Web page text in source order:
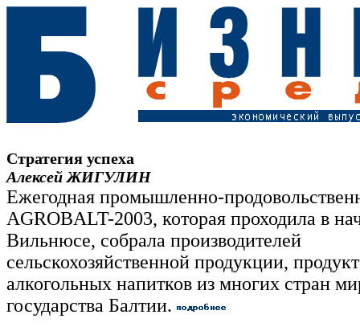
Стратегия успеха
Алексей ЖИГУЛИН
Ежегодная промышленно-
AGROBALT-2003, которая проходила в
Вильнюсе, собрала производителей
сельскохозяйственной продукции,
алкогольных напитков из многих стран
государства Балтии.